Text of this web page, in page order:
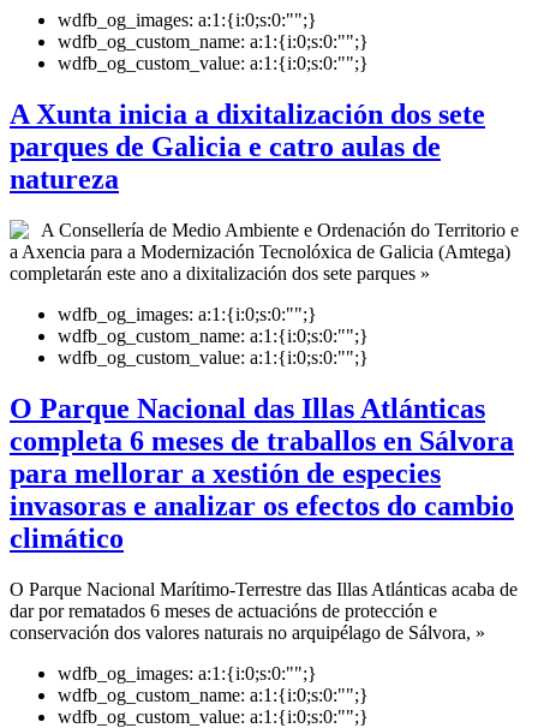
wdfb_og_images: a:1:{i:0;s:0:"";}
wdfb_og_custom_name: a:1:{i:0;s:0:"";}
wdfb_og_custom_value: a:1:{i:0;s:0:"";}
A Xunta inicia a dixitalización dos sete
parques de Galicia e catro aulas de
natureza
A Consellería de Medio Ambiente e Ordenación do Territorio e
a Axencia para a Modernización Tecnolóxica de Galicia (Amtega)
completarán este ano a dixitalización dos sete parques »
wdfb_og_images: a:1:{i:0;s:0:"";}
wdfb_og_custom_name: a:1:{i:0;s:0:"";}
wdfb_og_custom_value: a:1:{i:0;s:0:"";}
O Parque Nacional das Illas Atlánticas
completa 6 meses de traballos en Sálvora
para mellorar a xestión de especies
invasoras e analizar os efectos do cambio
climático
O Parque Nacional Marítimo-Terrestre das Illas Atlánticas acaba de
dar por rematados 6 meses de actuacións de protección e
conservación dos valores naturais no arquipélago de Sálvora, »
wdfb_og_images: a:1:{i:0;s:0:"";}
wdfb_og_custom_name: a:1:{i:0;s:0:"";}
wdfb_og_custom_value: a:1:{i:0;s:0:"";}